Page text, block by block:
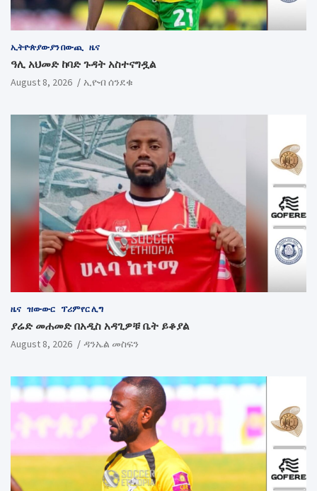
ኢትዮጵያውያን በውጪ ዜና
ዓሊ አህመድ ከባድ ጉዳት አስተናግዷል
August 8, 2026 ኢዮብ ሰንደቁ
ዜና ዝውውር ፕሪምየር ሊግ
ያሬድ መሐመድ በአዲስ አዳጊዎቹ ቤት ይቆያል
August 8, 2026 ዳንኤል መስፍን